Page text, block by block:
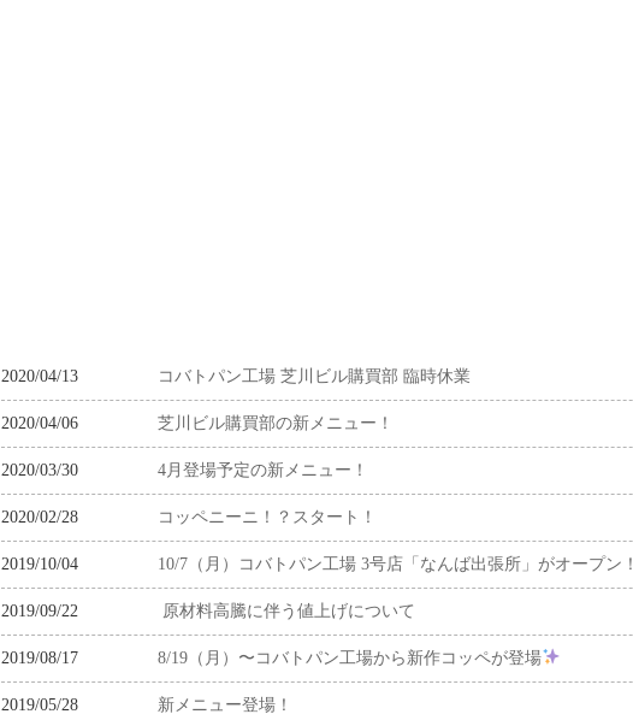
2020/04/13 コバトパン工場 芝川ビル購買部 臨時休業
2020/04/06 芝川ビル購買部の新メニュー！
2020/03/30 4月登場予定の新メニュー！
2020/02/28 コッペニーニ！？スタート！
2019/10/04 10/7（月）コバトパン工場 3号店「なんば出張所」がオープン！
2019/09/22 原材料高騰に伴う値上げについて
2019/08/17 8/19（月）〜コバトパン工場から新作コッペが登場
2019/05/28 新メニュー登場！